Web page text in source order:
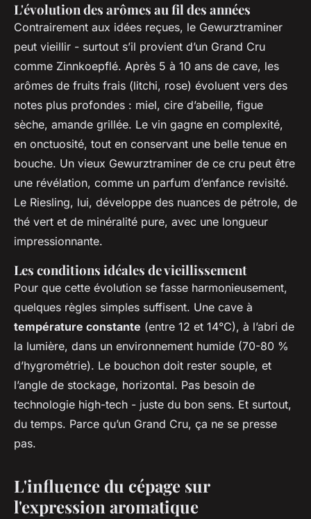
L'évolution des arômes au fil des années
Contrairement aux idées reçues, le Gewurztraminer
peut vieillir - surtout s’il provient d’un Grand Cru
comme Zinnkoepflé. Après 5 à 10 ans de cave, les
arômes de fruits frais (litchi, rose) évoluent vers des
notes plus profondes : miel, cire d’abeille, figue
sèche, amande grillée. Le vin gagne en complexité,
en onctuosité, tout en conservant une belle tenue en
bouche. Un vieux Gewurztraminer de ce cru peut être
une révélation, comme un parfum d’enfance revisité.
Le Riesling, lui, développe des nuances de pétrole, de
thé vert et de minéralité pure, avec une longueur
impressionnante.
Les conditions idéales de vieillissement
Pour que cette évolution se fasse harmonieusement,
quelques règles simples suffisent. Une cave à
température constante (entre 12 et 14°C), à l’abri de
la lumière, dans un environnement humide (70-80 %
d’hygrométrie). Le bouchon doit rester souple, et
l’angle de stockage, horizontal. Pas besoin de
technologie high-tech - juste du bon sens. Et surtout,
du temps. Parce qu’un Grand Cru, ça ne se presse
pas.
L'influence du cépage sur
l'expression aromatique